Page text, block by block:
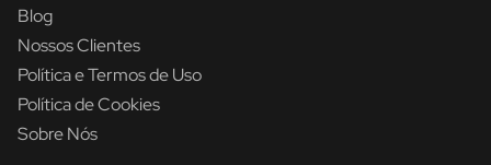
Blog
Nossos Clientes
Política e Termos de Uso
Política de Cookies
Sobre Nós